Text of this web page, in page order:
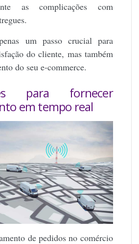
as complicações com
um passo crucial para
do cliente, mas também
do seu e-commerce.
para fornecer
em tempo real
de pedidos no comércio